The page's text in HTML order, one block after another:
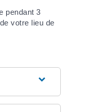
pendant 3
votre lieu de